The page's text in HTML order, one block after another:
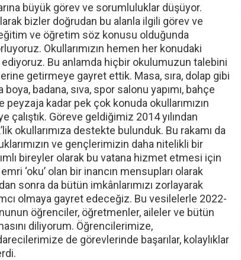
büyük görev ve sorumluluklar düşüyor.
bizler doğrudan bu alanla ilgili görev ve
ve öğretim söz konusu olduğunda
Okullarımızın hemen her konudaki
Bu anlamda hiçbir okulumuzun talebini
getirmeye gayret ettik. Masa, sıra, dolap gibi
badana, sıva, spor salonu yapımı, bahçe
kadar pek çok konuda okullarımızın
Göreve geldiğimiz 2014 yılından
okullarımıza destekte bulunduk. Bu rakamı da
ve gençlerimizin daha nitelikli bir
bireyler olarak bu vatana hizmet etmesi için
‘oku’ olan bir inancın mensupları olarak
sonra da bütün imkânlarımızı zorlayarak
olmaya gayret edeceğiz. Bu vesilelerle 2022-
öğrenciler, öğretmenler, aileler ve bütün
diliyorum. Öğrencilerimize,
de görevlerinde başarılar, kolaylıklar